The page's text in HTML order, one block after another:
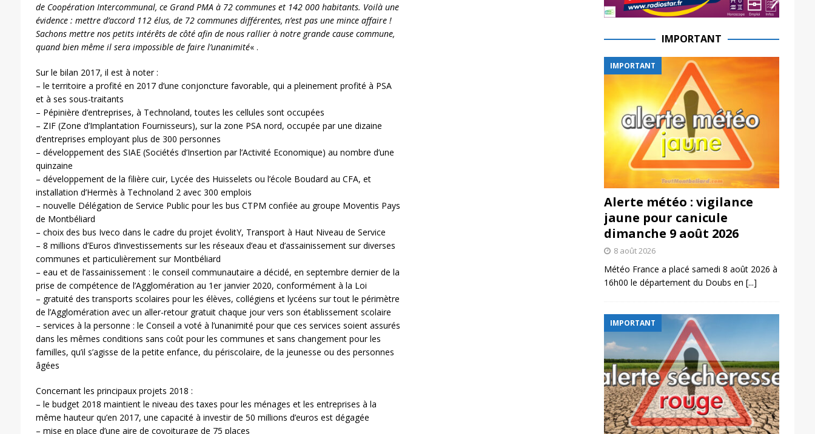
de Coopération Intercommunal, ce Grand PMA à 72 communes et 142 000 habitants. Voilà une
évidence : mettre d’accord 112 élus, de 72 communes différentes, n’est pas une mince affaire !
Sachons mettre nos petits intérêts de côté afin de nous rallier à notre grande cause commune,
quand bien même il sera impossible de faire l’unanimité« .
Sur le bilan 2017, il est à noter :
– le territoire a profité en 2017 d’une conjoncture favorable, qui a pleinement profité à PSA
et à ses sous-traitants
– Pépinière d’entreprises, à Technoland, toutes les cellules sont occupées
– ZIF (Zone d’Implantation Fournisseurs), sur la zone PSA nord, occupée par une dizaine
d’entreprises employant plus de 300 personnes
– développement des SIAE (Sociétés d’Insertion par l’Activité Economique) au nombre d’une
quinzaine
– développement de la filière cuir, Lycée des Huisselets ou l’école Boudard au CFA, et
installation d’Hermès à Technoland 2 avec 300 emplois
– nouvelle Délégation de Service Public pour les bus CTPM confiée au groupe Moventis Pays
de Montbéliard
– choix des bus Iveco dans le cadre du projet évolitY, Transport à Haut Niveau de Service
– 8 millions d’Euros d’investissements sur les réseaux d’eau et d’assainissement sur diverses
communes et particulièrement sur Montbéliard
– eau et de l’assainissement : le conseil communautaire a décidé, en septembre dernier de la
prise de compétence de l’Agglomération au 1er janvier 2020, conformément à la Loi
– gratuité des transports scolaires pour les élèves, collégiens et lycéens sur tout le périmètre
de l’Agglomération avec un aller-retour gratuit chaque jour vers son établissement scolaire
– services à la personne : le Conseil a voté à l’unanimité pour que ces services soient assurés
dans les mêmes conditions sans coût pour les communes et sans changement pour les
familles, qu’il s’agisse de la petite enfance, du périscolaire, de la jeunesse ou des personnes
âgées
Concernant les principaux projets 2018 :
– le budget 2018 maintient le niveau des taxes pour les ménages et les entreprises à la
même hauteur qu’en 2017, une capacité à investir de 50 millions d’euros est dégagée
– mise en place d’une aire de covoiturage de 75 places
IMPORTANT
IMPORTANT
Alerte météo : vigilance
jaune pour canicule
dimanche 9 août 2026
8 août 2026
Météo France a placé samedi 8 août 2026 à
16h00 le département du Doubs en [...]
IMPORTANT